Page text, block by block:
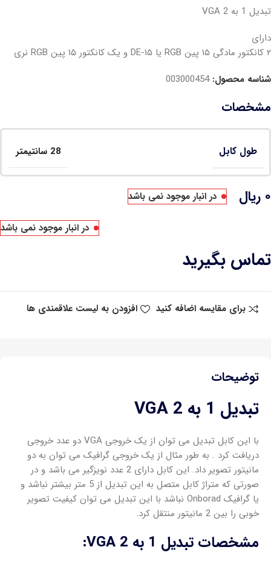
تبدیل 1 به 2 VGA
دارای
۲ کانکتور مادگی ۱۵ پین RGB یا DE-۱۵ و یک کانکتور ۱۵ پین RGB نری
شناسه محصول:003000454
مشخصات
طول کابل 28 سانتیمتر
۰ ریال در انبار موجود نمی باشد
در انبار موجود نمی باشد
تماس بگیرید
برای مقایسه اضافه کنید افزودن به لیست علاقمندی ها
توضیحات
تبدیل 1 به 2 VGA
با این کابل تبدیل می توان از یک خروجی VGA دو عدد خروجی
دریافت کرد . به طور مثال از یک خروجی گرافیک می توان به دو
مانیتور تصویر داد. این کابل دارای 2 عدد نویزگیر می باشد و در
صورتی که متراژ کابل متصل به این تبدیل از 5 متر بیشتر نباشد و
یا گرافیک Onborad نباشد با این تبدیل می توان کیفیت تصویر
خوبی را بین 2 مانیتور منتقل کرد.
مشخصات تبدیل 1 به 2 VGA: